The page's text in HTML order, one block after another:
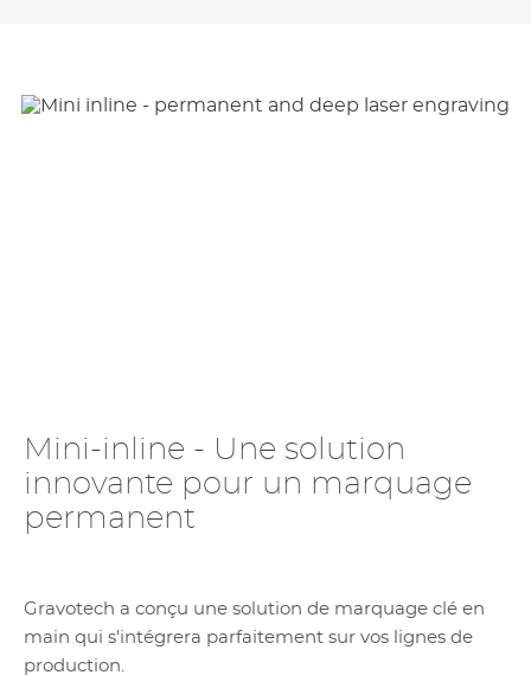
Mini-inline - Une solution
innovante pour un marquage
permanent
Gravotech a conçu une solution de marquage clé en
main qui s'intégrera parfaitement sur vos lignes de
production.